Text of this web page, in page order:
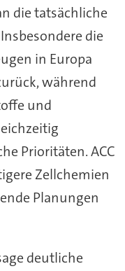
die tatsächliche
die
in Europa
während
und
Prioritäten. ACC
Zellchemien
Planungen
deutliche